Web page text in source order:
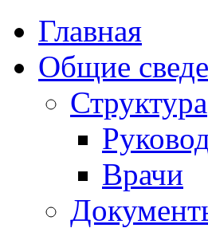
Главная
Общие
Структура
Врачи